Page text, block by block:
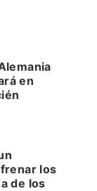
en
los
de los